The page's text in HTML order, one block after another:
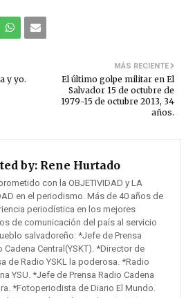
MÁS RECIENTE
El último golpe militar en El
Salvador 15 de octubre de
1979-15 de octubre 2013, 34
años.
y yo.
by: Rene Hurtado
con la OBJETIVIDAD y LA
en el periodismo. Más de 40 años de
periodística en los mejores
de comunicación del país al servicio
salvadoreño: *Jefe de Prensa
Cadena Central(YSKT). *Director de
de Radio YSKL la poderosa. *Radio
YSU. *Jefe de Prensa Radio Cadena
*Fotoperiodista de Diario El Mundo.